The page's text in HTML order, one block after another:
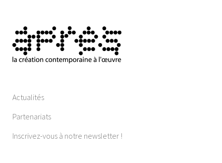
Actualités
Partenariats
Inscrivez-vous à notre newsletter !